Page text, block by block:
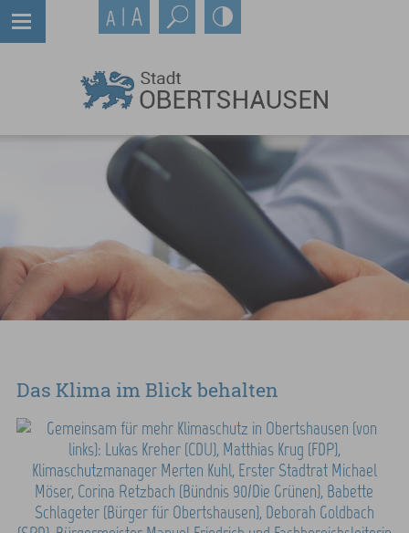
Das Klima im Blick behalten